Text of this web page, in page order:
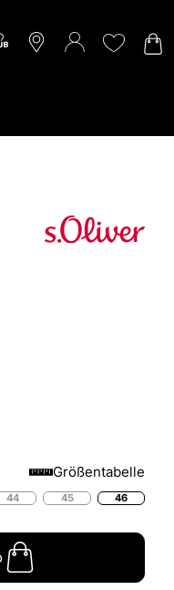
Größentabelle
44 45 46